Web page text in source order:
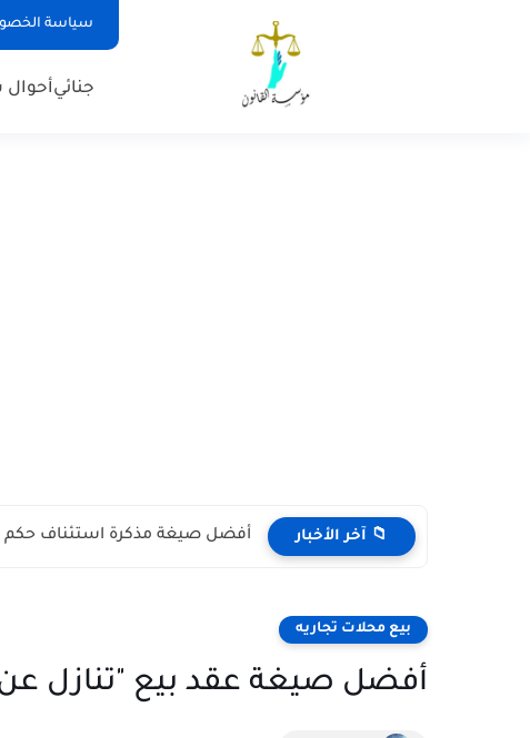
سياسة
جنائي
📁 آخر الأخبار أفضل صيغة مذكرة استئناف حكم
بيع محلات تجاريه
أفضل صيغة عقد بيع "تنازل